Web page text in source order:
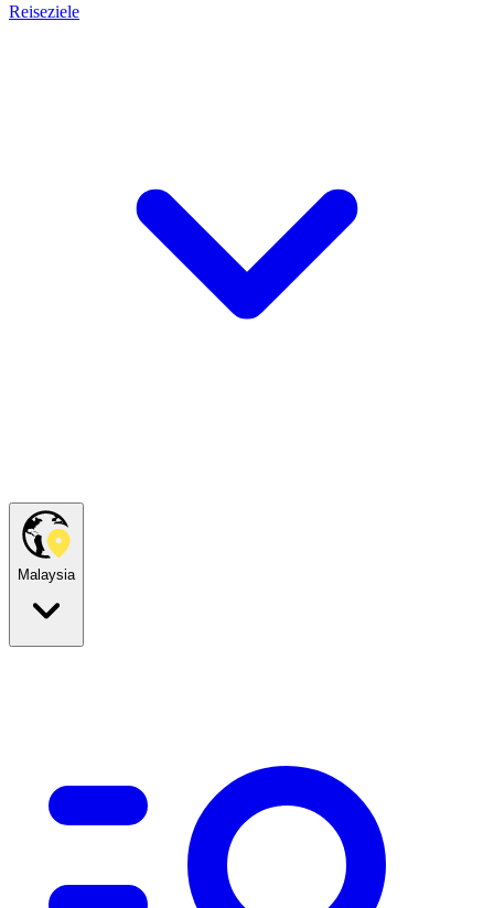
Reiseziele
Malaysia